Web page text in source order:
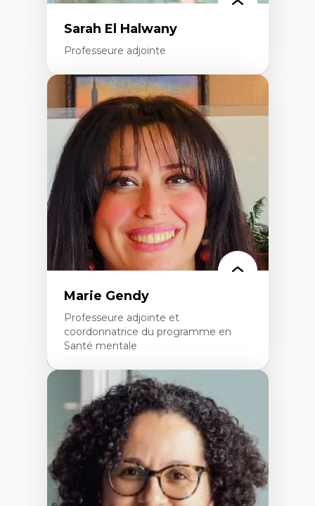
Sarah El Halwany
Professeure adjointe
Expertises
Les apports pédagogiques des théories de
l'affect, du posthumanisme, du féminisme
dans l'éducation aux sciences
L'apprentissage des sciences/STIM dans une
perspective socioécologique de care
L’insertion professionnelle des
enseignant.e.s
Marie Gendy
Professeure adjointe et
coordonnatrice du programme en
Santé mentale
Expertises
Neuropsychiatrie et neurosciences
Direction d'essais cliniques
Analyse des politiques et pratiques en santé
mentale
Développement de protocoles d'essais
cliniques
Collaboration interfonctionnelle
Leadership en recherche clinique
Développement de cadres politiques